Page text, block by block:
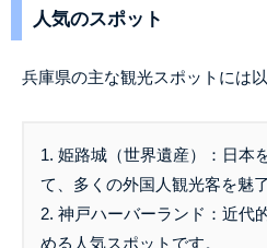
人気のスポット
兵庫県の主な観光スポットには
1. 姫路城（世界遺産）：日本
て、多くの外国人観光客を魅
2. 神戸ハーバーランド：近代
める人気スポットです。